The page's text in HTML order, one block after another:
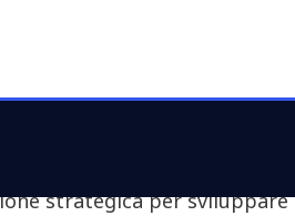
il primo CRM AI al
CRM), e NTT DATA,
strategica per sviluppare